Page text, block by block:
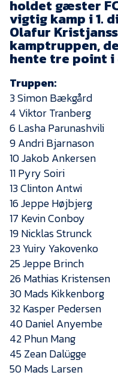
Partnere
Kontakt
Job i EfB
Presse
holdet gæster
vigtig kamp i 1.
Olafur
kamptruppen,
hente tre point
Truppen:
3 Simon Bækgård
4 Viktor Tranberg
6 Lasha Parunashvili
9 Andri Bjarnason
10 Jakob Ankersen
11 Pyry Soiri
13 Clinton Antwi
16 Jeppe Højbjerg
17 Kevin Conboy
19 Nicklas Strunck
23 Yuiry Yakovenko
25 Jeppe Brinch
26 Mathias Kristensen
30 Mads Kikkenborg
32 Kasper Pedersen
40 Daniel Anyembe
42 Phun Mang
45 Zean Dalügge
50 Mads Larsen